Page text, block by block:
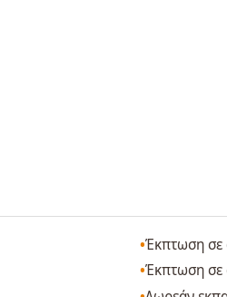
Έκπτωση σε
Έκπτωση σε